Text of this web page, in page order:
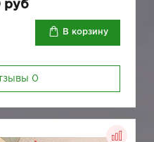
руб
В корзину
0